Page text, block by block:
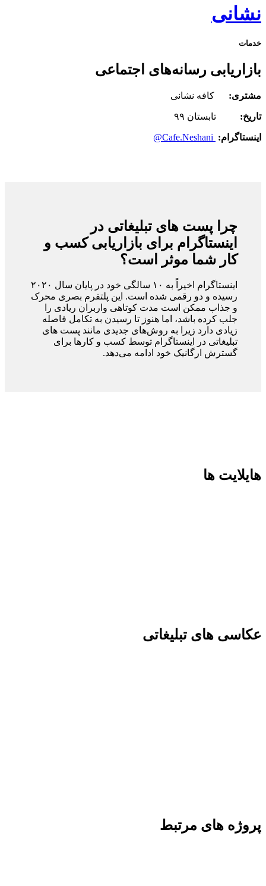
نشانی
خدمات
بازاریابی رسانه‌های اجتماعی
مشتری: کافه نشانی
تاریخ: تابستان ۹۹
اینستاگرام:
چرا پست های تبلیغاتی در
اینستاگرام برای بازاریابی کسب و
کار شما موثر است؟
اینستاگرام اخیراً به ۱۰ سالگی خود در پایان سال ۲۰۲۰
رسیده و دو رقمی شده است. این پلتفرم بصری محرک
و جذاب ممکن است مدت کوتاهی واربران ریادی را
جلب کرده باشد، اما هنوز تا رسیدن به تکامل فاصله
زیادی دارد زیرا به روش‌های جدیدی مانند پست های
تبلیغاتی در اینستاگرام توسط کسب و کار‌ها برای
گسترش ارگانیک خود ادامه می‌دهد.
هایلایت ها
عکاسی های تبلیغاتی
پروژه های مرتبط